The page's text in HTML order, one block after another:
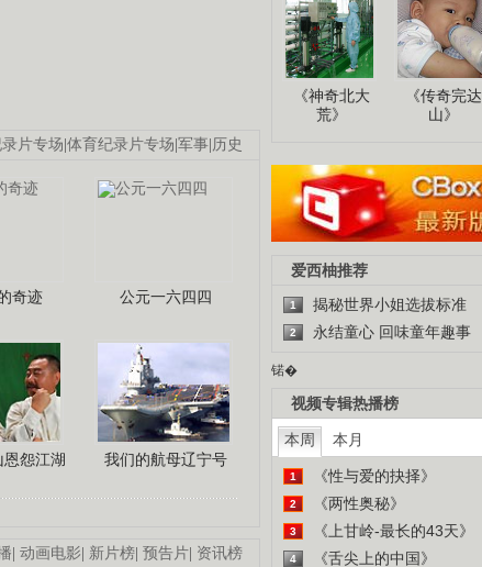
片专场|体育纪录片专场|军事| 历史
奇迹 公元一六四四
怨江湖 我们的航母辽宁号
| 动画电影| 新片榜| 预告片| 资讯榜
《神奇北大
荒》
《传奇完达
山》
爱西柚推荐
1 揭秘世界小姐选拔标准
2 永结童心 回味童年趣事
锘�
视频专辑热播榜
本周 本月
1 《性与爱的抉择》
2 《两性奥秘》
3 《上甘岭-最长的43天》
4 《舌尖上的中国》